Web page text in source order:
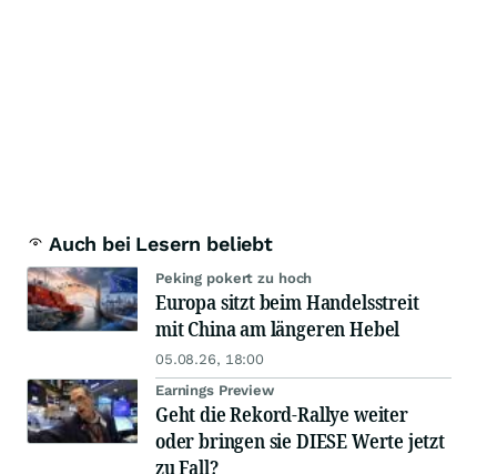
Auch bei Lesern beliebt
Peking pokert zu hoch
Europa sitzt beim Handelsstreit
mit China am längeren Hebel
05.08.26, 18:00
Earnings Preview
Geht die Rekord-Rallye weiter
oder bringen sie DIESE Werte jetzt
zu Fall?